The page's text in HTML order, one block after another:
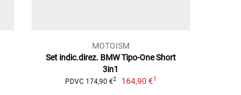
MOTOISM
Set indic.direz. BMW Tipo-One Short
3in1
PDVC 174,90 €2 164,90 €1